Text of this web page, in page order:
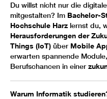
Du willst nicht nur die
mitgestalten? Im Bachelor-
Hochschule Harz lernst du,
Herausforderungen der
Things (IoT) über Mobile
erwarten spannende
Berufschancen in einer
Warum Informatik